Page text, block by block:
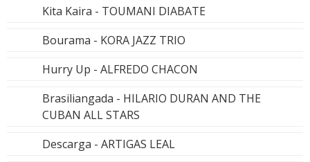
Kita Kaira - TOUMANI DIABATE
Bourama - KORA JAZZ TRIO
Hurry Up - ALFREDO CHACON
Brasiliangada - HILARIO DURAN AND THE
CUBAN ALL STARS
Descarga - ARTIGAS LEAL